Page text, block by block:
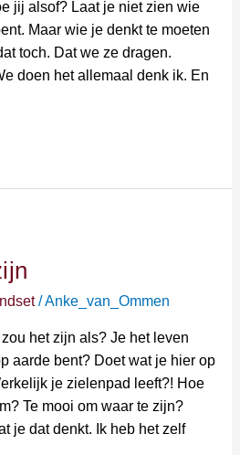
jij alsof? Laat je niet zien wie
Maar wie je denkt te moeten
toch. Dat we ze dragen.
doen het allemaal denk ik. En
/Anke_van_Ommen
het zijn als? Je het leven
aarde bent? Doet wat je hier op
je zielenpad leeft?! Hoe
Te mooi om waar te zijn?
je dat denkt. Ik heb het zelf